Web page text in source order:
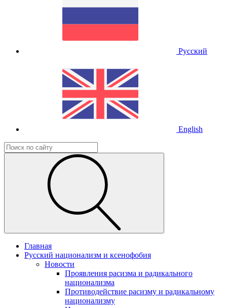
Русский
English
Главная
Русский национализм и ксенофобия
Новости
Проявления расизма и радикального
национализма
Противодействие расизму и радикальному
национализму